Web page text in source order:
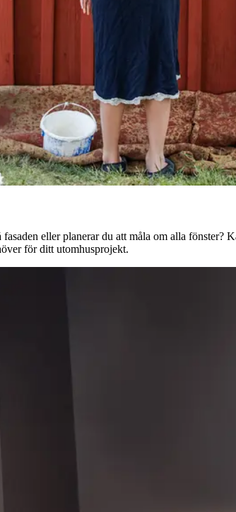
eller planerar du att måla om alla fönster?
för ditt utomhusprojekt.